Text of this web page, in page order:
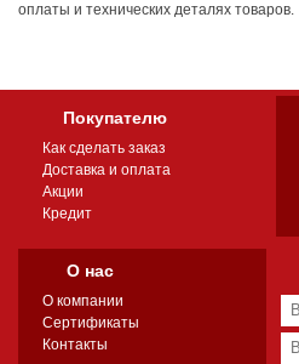
оплаты и технических деталях товаров.
Покупателю
Как сделать заказ
Доставка и оплата
Акции
Кредит
О нас
О компании
Сертификаты
Контакты